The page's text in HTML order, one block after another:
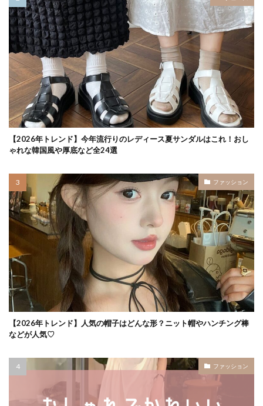
【2026年トレンド】今年流行りのレディース夏サンダルはこれ！おし
ゃれな韓国風や厚底など全24選
ファッション
【2026年トレンド】人気の帽子はどんな形？ニット帽やハンチング棒
などが人気♡
ファッション